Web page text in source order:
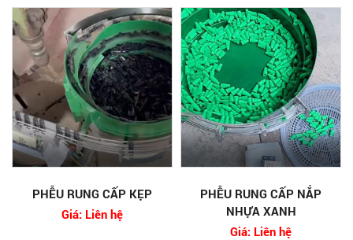
PHỄU RUNG CẤP KẸP
Giá: Liên hệ
PHỄU RUNG CẤP NẮP
NHỰA XANH
Giá: Liên hệ